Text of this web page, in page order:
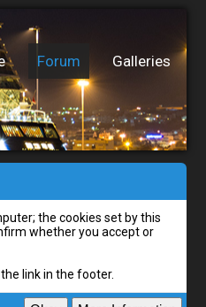
Forum Galleries
the cookies set by this
whether you accept or
link in the footer.